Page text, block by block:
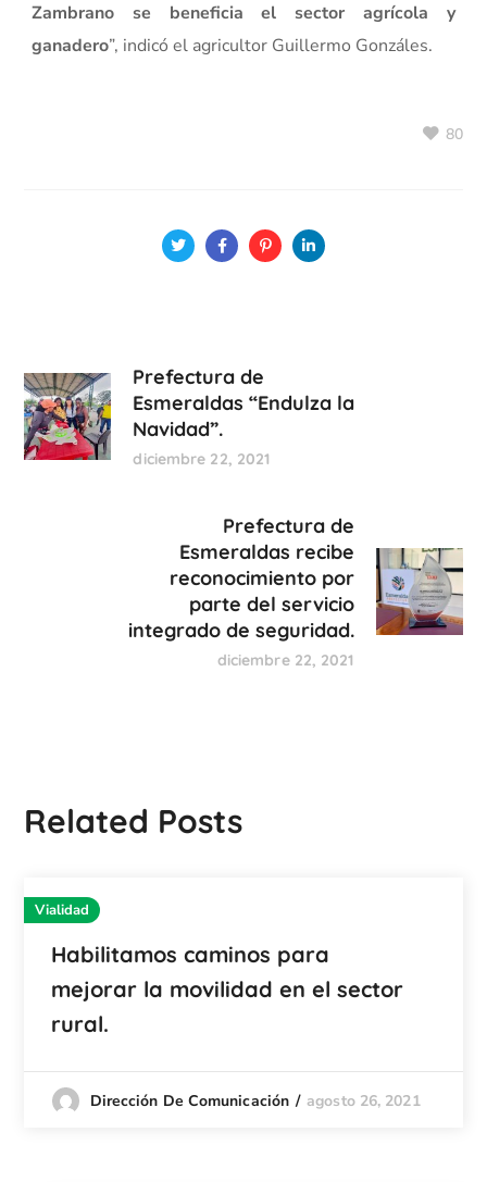
Zambrano se beneficia el sector agrícola y
ganadero”, indicó el agricultor Guillermo Gonzáles.
80
Prefectura de
Esmeraldas “Endulza la
Navidad”.
diciembre 22, 2021
Prefectura de
Esmeraldas recibe
reconocimiento por
parte del servicio
integrado de seguridad.
diciembre 22, 2021
Related Posts
Vialidad
Habilitamos caminos para
mejorar la movilidad en el sector
rural.
Dirección De Comunicación agosto 26, 2021